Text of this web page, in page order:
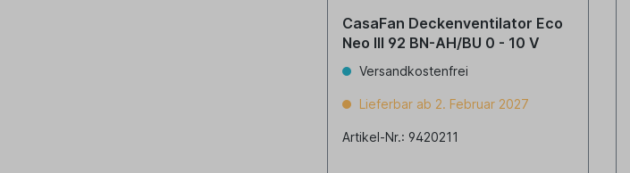
CasaFan Deckenventilator Eco
Neo III 92 BN-AH/BU 0 - 10 V
Versandkostenfrei
Lieferbar ab 2. Februar 2027
Artikel-Nr.: 9420211